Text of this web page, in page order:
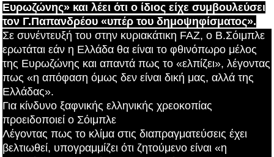
Ευρωζώνης» και λέει ότι ο ίδιος είχε συμβουλεύσει
τον Γ.Παπανδρέου «υπέρ του δημοψηφίσματος».
Σε συνέντευξή του στην κυριακάτικη FAZ, ο Β.Σόιμπλε
ερωτάται εάν η Ελλάδα θα είναι το φθινόπωρο μέλος
της Ευρωζώνης και απαντά πως το «ελπίζει», λέγοντας
πως «η απόφαση όμως δεν είναι δική μας, αλλά της
Ελλάδας».
Για κίνδυνο ξαφνικής ελληνικής χρεοκοπίας
προειδοποιεί ο Σόιμπλε
Λέγοντας πως το κλίμα στις διαπραγματεύσεις έχει
βελτιωθεί, υπογραμμίζει ότι ζητούμενο είναι «η